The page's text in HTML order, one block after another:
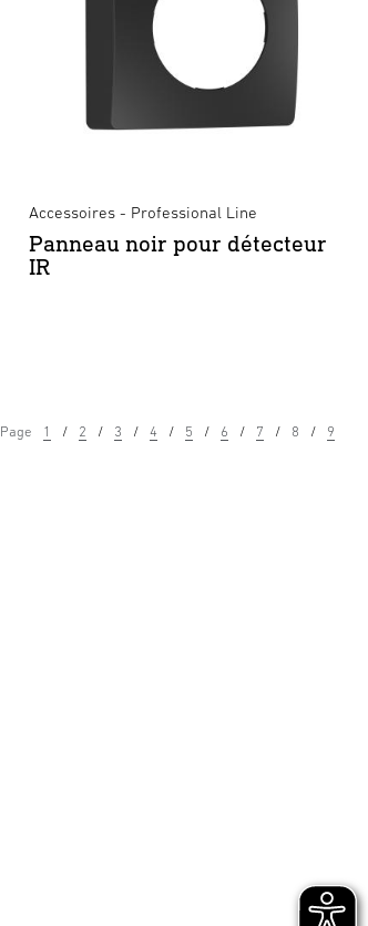
Accessoires - Professional Line
Panneau noir pour détecteur
IR
Page 1 2 3 4 5 6 7 8 9